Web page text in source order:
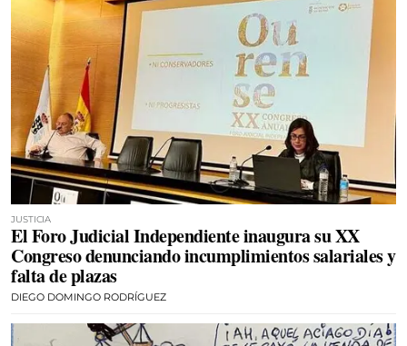
JUSTICIA
El Foro Judicial Independiente inaugura su XX
Congreso denunciando incumplimientos salariales y
falta de plazas
DIEGO DOMINGO RODRÍGUEZ